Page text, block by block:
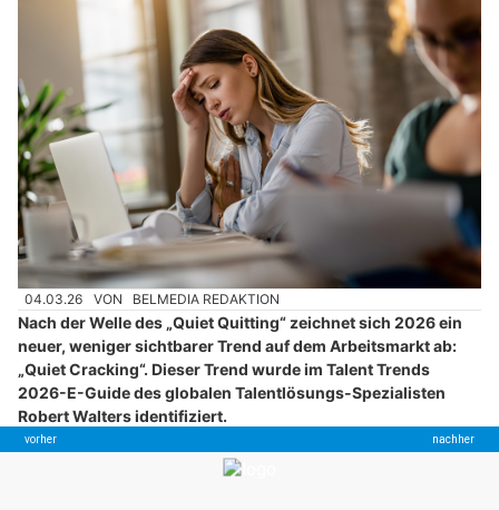
04.03.26 VON BELMEDIA REDAKTION
Nach der Welle des „Quiet Quitting“ zeichnet sich 2026 ein
neuer, weniger sichtbarer Trend auf dem Arbeitsmarkt ab:
„Quiet Cracking“. Dieser Trend wurde im Talent Trends
2026-E-Guide des globalen Talentlösungs-Spezialisten
Robert Walters identifiziert.
Mitarbeitende kündigen nicht innerlich offen, sondern erfüllen
weiterhin ihre Aufgaben – kämpfen jedoch im Hintergrund mit